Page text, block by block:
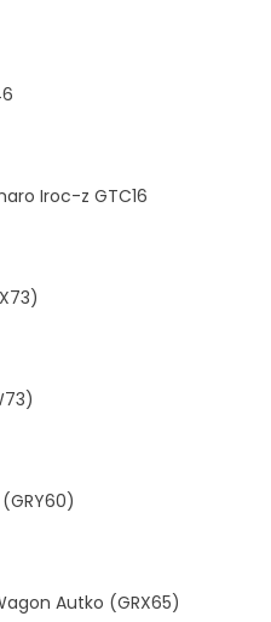
Iroc-z GTC16
Autko (GRX65)